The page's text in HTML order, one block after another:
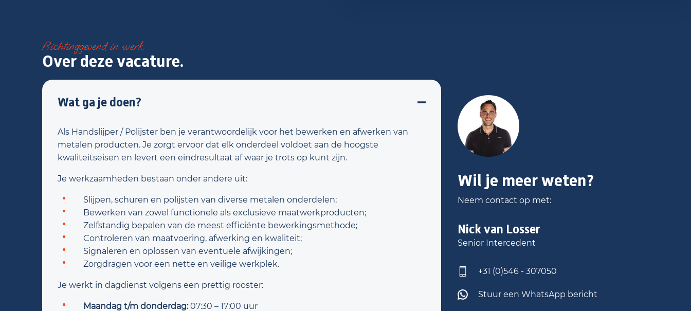
Richtinggevend in werk.
Over deze vacature.
Wat ga je doen?
Als Handslijper / Polijster ben je verantwoordelijk voor het bewerken en afwerken van
metalen producten. Je zorgt ervoor dat elk onderdeel voldoet aan de hoogste
kwaliteitseisen en levert een eindresultaat af waar je trots op kunt zijn.
Je werkzaamheden bestaan onder andere uit:
Slijpen, schuren en polijsten van diverse metalen onderdelen;
Bewerken van zowel functionele als exclusieve maatwerkproducten;
Zelfstandig bepalen van de meest efficiënte bewerkingsmethode;
Controleren van maatvoering, afwerking en kwaliteit;
Signaleren en oplossen van eventuele afwijkingen;
Zorgdragen voor een nette en veilige werkplek.
Je werkt in dagdienst volgens een prettig rooster:
Maandag t/m donderdag:07:30 – 17:00 uur
Wil je meer weten?
Neem contact op met:
Nickvan Losser
Senior Intercedent
+31 (0)546 - 307050
Stuur een WhatsApp bericht